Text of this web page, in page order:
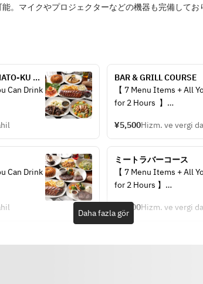
。マイクやプロジェクターなどの機器も完備して
KU
Can Drink
BAR & GRILL COURSE
【 7 Menu Items + All
for 2 Hours  】
<< Menu Items >>
- Bloomin' Onion
- Outback Special Steak
- Baby Back Ribs
- Rack of Lamb
- Dessert
- Honey Bread
¥5,500Hizm. ve vergi
Can Drink
ミートラバーコース
【 7 Menu Items + All
for 2 Hours 】
<< Menu Items >>
- Bloomin' Onion
¥7,000Hizm. ve vergi
Daha fazla gör